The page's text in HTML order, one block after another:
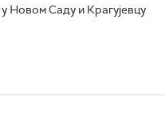
Новом Саду и Крагујевцу